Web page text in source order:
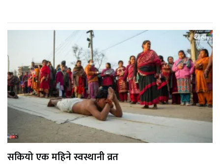
सकियो एक महिने स्वस्थानी व्रत